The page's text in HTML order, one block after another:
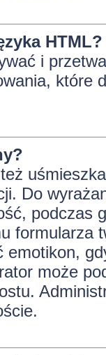
HTML?
i
które
Do
podczas
formularza
emotikon,
może